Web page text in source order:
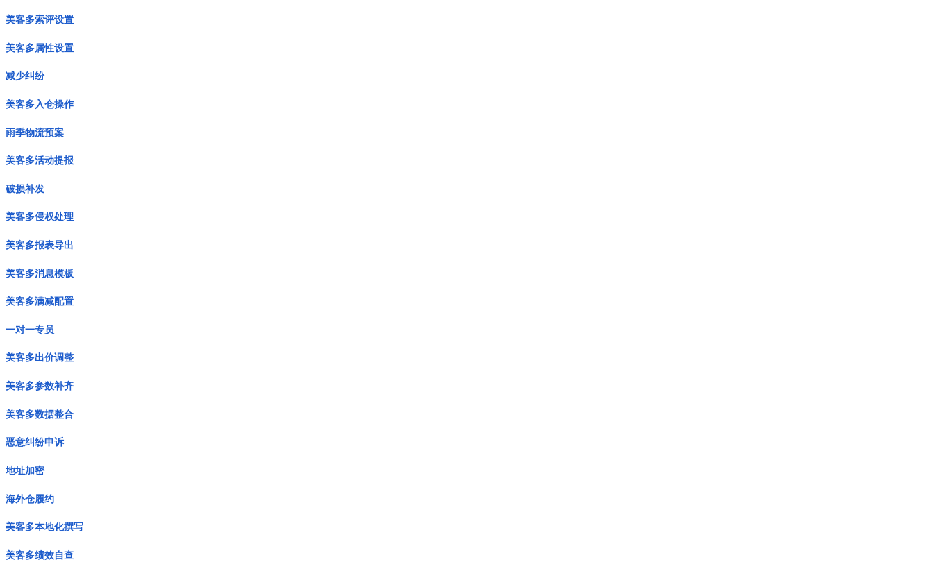
美客多索评设置
美客多属性设置
减少纠纷
美客多入仓操作
雨季物流预案
美客多活动提报
破损补发
美客多侵权处理
美客多报表导出
美客多消息模板
美客多满减配置
一对一专员
美客多出价调整
美客多参数补齐
美客多数据整合
恶意纠纷申诉
地址加密
海外仓履约
美客多本地化撰写
美客多绩效自查